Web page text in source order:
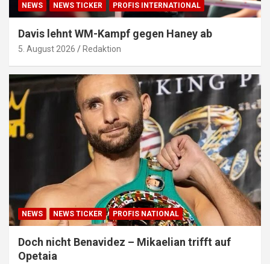
NEWS NEWS TICKER PROFIS INTERNATIONAL
Davis lehnt WM-Kampf gegen Haney ab
5. August 2026 Redaktion
NEWS NEWS TICKER PROFIS NATIONAL
Doch nicht Benavidez – Mikaelian trifft auf
Opetaia